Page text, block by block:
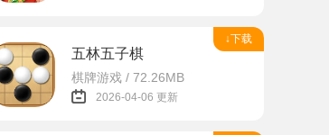
↓下载
五林五子棋
棋牌游戏 / 72.26MB
2026-04-06 更新